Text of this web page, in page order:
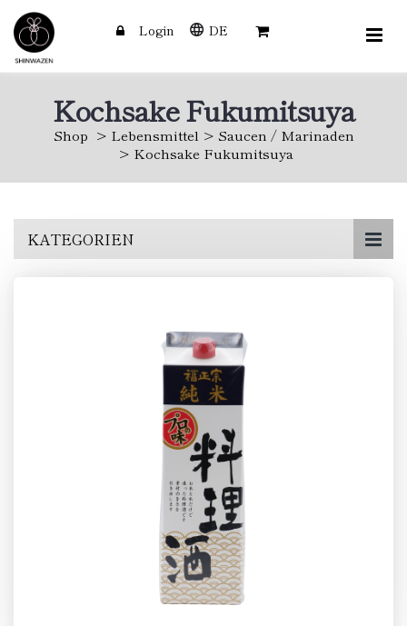
Login DE
Kochsake Fukumitsuya
Shop Lebensmittel
Saucen / Marinaden
Kochsake Fukumitsuya
KATEGORIEN